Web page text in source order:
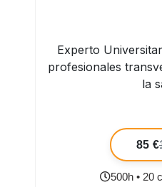
Experto
profesionales
la
85 €
500h • 20